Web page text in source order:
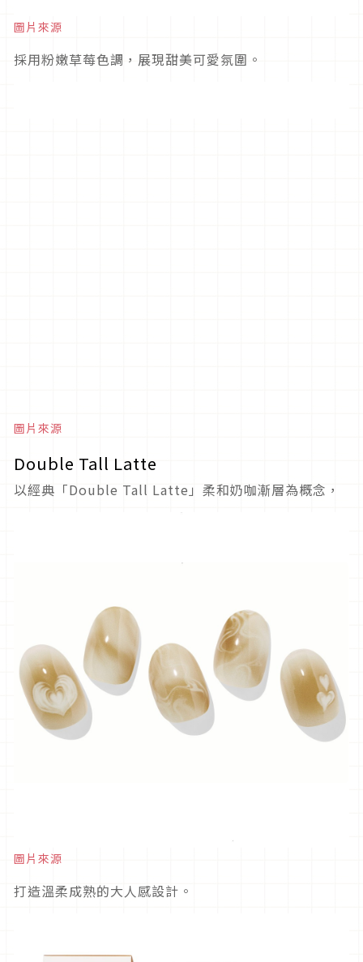
圖片來源
採用粉嫩草莓色調，展現甜美可愛氛圍。
圖片來源
Double Tall Latte
以經典「Double Tall Latte」柔和奶咖漸層為概念，
圖片來源
打造溫柔成熟的大人感設計。